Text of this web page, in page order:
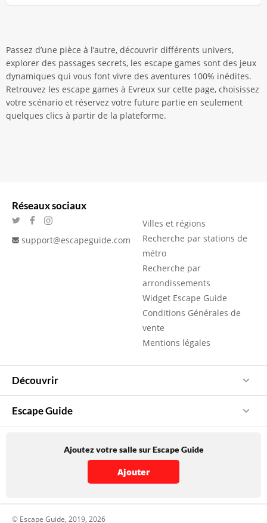
Passez d’une pièce à l’autre, découvrir différents univers,
explorer des passages secrets, les escape games sont des jeux
dynamiques qui vous font vivre des aventures 100% inédites.
Retrouvez les escape games à Evreux sur cette page, choisissez
votre scénario et réservez votre future partie en seulement
quelques clics à partir de la plateforme.
Réseaux sociaux
support@escapeguide.com
Villes et régions
Recherche par stations de
métro
Recherche par
arrondissements
Widget Escape Guide
Conditions Générales de
vente
Mentions légales
Découvrir
Escape Guide
Ajoutez votre salle sur Escape Guide
Ajouter
© Escape Guide, 2019, 2026